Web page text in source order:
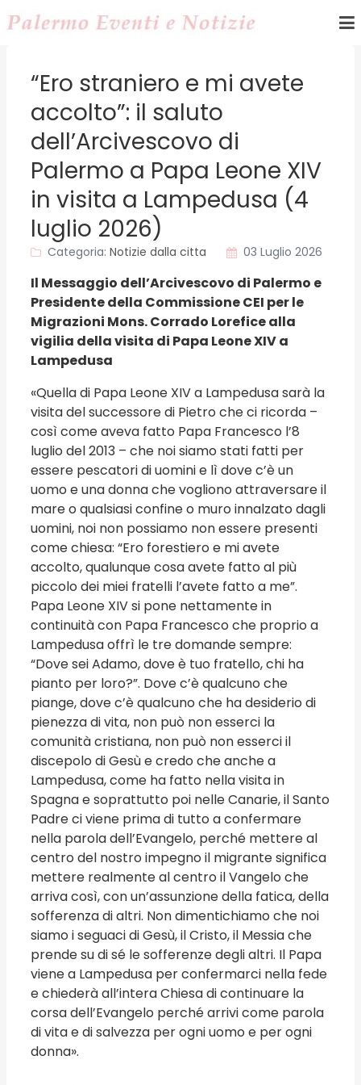
“Ero straniero e mi avete
accolto”: il saluto
dell’Arcivescovo di
Palermo a Papa Leone XIV
in visita a Lampedusa (4
luglio 2026)
Categoria: Notizie dalla citta 03 Luglio 2026
Il Messaggio dell’Arcivescovo di Palermo e
Presidente della Commissione CEI per le
Migrazioni Mons. Corrado Lorefice alla
vigilia della visita di Papa Leone XIV a
Lampedusa
«Quella di Papa Leone XIV a Lampedusa sarà la
visita del successore di Pietro che ci ricorda –
così come aveva fatto Papa Francesco l’8
luglio del 2013 – che noi siamo stati fatti per
essere pescatori di uomini e lì dove c’è un
uomo e una donna che vogliono attraversare il
mare o qualsiasi confine o muro innalzato dagli
uomini, noi non possiamo non essere presenti
come chiesa: “Ero forestiero e mi avete
accolto, qualunque cosa avete fatto al più
piccolo dei miei fratelli l’avete fatto a me”.
Papa Leone XIV si pone nettamente in
continuità con Papa Francesco che proprio a
Lampedusa offrì le tre domande sempre:
“Dove sei Adamo, dove è tuo fratello, chi ha
pianto per loro?”. Dove c’è qualcuno che
piange, dove c’è qualcuno che ha desiderio di
pienezza di vita, non può non esserci la
comunità cristiana, non può non esserci il
discepolo di Gesù e credo che anche a
Lampedusa, come ha fatto nella visita in
Spagna e soprattutto poi nelle Canarie, il Santo
Padre ci viene prima di tutto a confermare
nella parola dell’Evangelo, perché mettere al
centro del nostro impegno il migrante significa
mettere realmente al centro il Vangelo che
arriva così, con un’assunzione della fatica, della
sofferenza di altri. Non dimentichiamo che noi
siamo i seguaci di Gesù, il Cristo, il Messia che
prende su di sé le sofferenze degli altri. Il Papa
viene a Lampedusa per confermarci nella fede
e chiederà all’intera Chiesa di continuare la
corsa dell’Evangelo perché arrivi come parola
di vita e di salvezza per ogni uomo e per ogni
donna».